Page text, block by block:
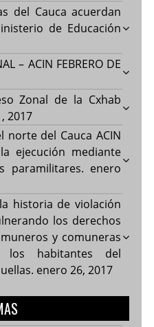
del Cauca acuerdan
de Educación
– ACIN FEBRERO DE
Zonal de la Cxhab
2017
del Cauca ACIN
ejecución mediante
paramilitares. enero
historia de violación
los derechos
y comuneras
los habitantes del
enero 26, 2017